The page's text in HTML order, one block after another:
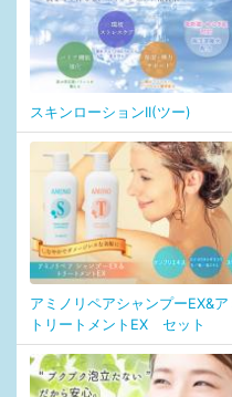
スキンローションII(ツー)
アミノリペアシャンプーEX&
トリートメントEX セット